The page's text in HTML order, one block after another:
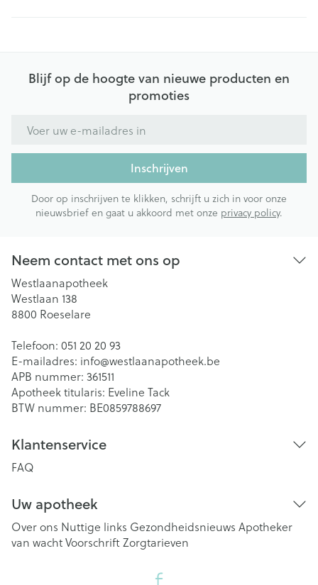
Blijf op de hoogte van nieuwe producten en
promoties
Inschrijven
Door op inschrijven te klikken, schrijft u zich in voor onze
nieuwsbrief en gaat u akkoord met onze privacy policy.
Neem contact met ons op
Westlaanapotheek
Westlaan 138
8800 Roeselare
Telefoon: 051 20 20 93
E-mailadres: info@westlaanapotheek.be
APB nummer: 361511
Apotheek titularis: Eveline Tack
BTW nummer: BE0859788697
Klantenservice
FAQ
Uw apotheek
Over ons Nuttige links Gezondheidsnieuws Apotheker
van wachtVoorschriftZorgtarieven